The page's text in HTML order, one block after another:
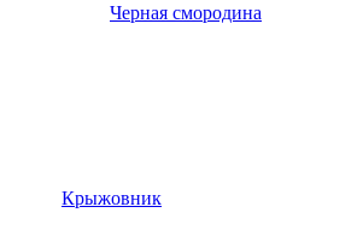
Черная смородина
Крыжовник